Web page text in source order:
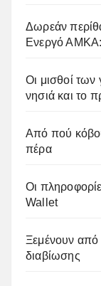
Δωρεάν
Ενεργό ΑΜΚΑ:
Οι μισθοί των
νησιά και το
Από πού
πέρα
Οι
Wallet
Ξεμένουν από
διαβίωσης